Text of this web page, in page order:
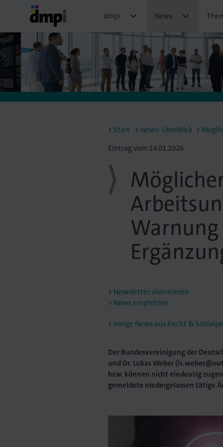
dmpi  News 
Start News: Überblick
Eintrag vom 14.01.2026
Newsletter abonnieren
News empfehlen
< vorige News aus Recht &
Der Bundesvereinigung der
und Dr. Lukas Weber
bzw. können nicht eindeutig
gemeldete niedergelassen tätige